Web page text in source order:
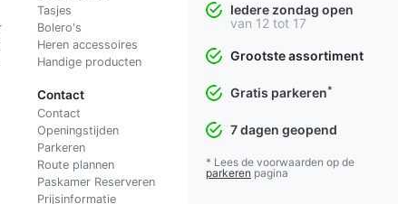
Tasjes
Bolero's
Heren accessoires
Handige producten
Contact
Contact
Openingstijden
Parkeren
Route plannen
Paskamer Reserveren
Prijsinformatie
Iedere zondag open
van 12 tot 17
Grootste assortiment
Gratis parkeren*
7 dagen geopend
* Lees de voorwaarden op de
parkeren pagina